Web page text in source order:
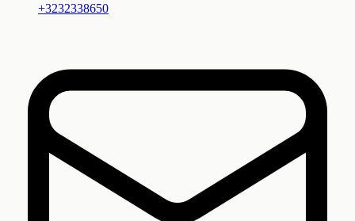
+3232338650